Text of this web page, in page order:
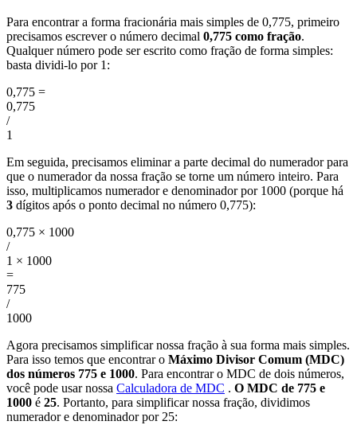
Para encontrar a forma fracionária mais simples de 0,775, primeiro
precisamos escrever o número decimal 0,775 como fração.
Qualquer número pode ser escrito como fração de forma simples:
basta dividi-lo por 1:
0,775 =
0,775
/
1
Em seguida, precisamos eliminar a parte decimal do numerador para
que o numerador da nossa fração se torne um número inteiro. Para
isso, multiplicamos numerador e denominador por 1000 (porque há
3 dígitos após o ponto decimal no número 0,775):
0,775 × 1000
/
1 × 1000
=
775
/
1000
Agora precisamos simplificar nossa fração à sua forma mais simples.
Para isso temos que encontrar o Máximo Divisor Comum (MDC)
dos números 775 e 1000. Para encontrar o MDC de dois números,
você pode usar nossa Calculadora de MDC . O MDC de 775 e
1000 é 25. Portanto, para simplificar nossa fração, dividimos
numerador e denominador por 25: